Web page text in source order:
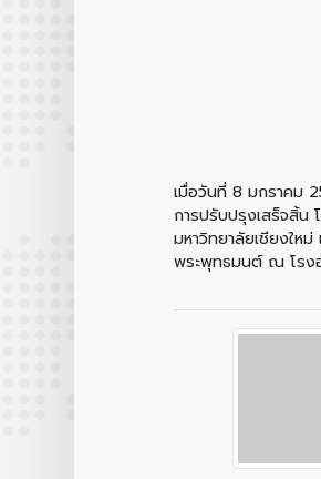
เมื่อวันที่ 8 มกราคม
การปรับปรุงเสร็จสิ้
มหาวิทยาลัยเชียงให
พระพุทธมนต์ ณ โรง